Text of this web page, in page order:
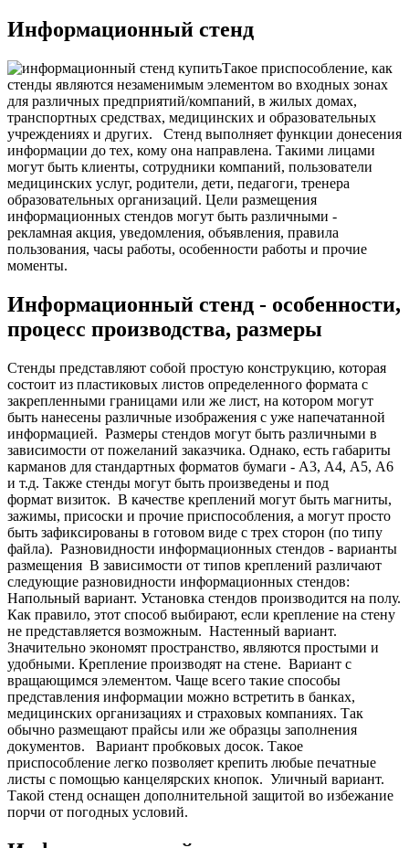
Информационный стенд
Такое приспособление, как
стенды являются незаменимым элементом во входных зонах
для различных предприятий/компаний, в жилых домах,
транспортных средствах, медицинских и образовательных
учреждениях и других.
Стенд выполняет функции донесения
информации до тех, кому она направлена. Такими лицами
могут быть клиенты, сотрудники компаний, пользователи
медицинских услуг, родители, дети, педагоги, тренера
образовательных организаций. Цели размещения
информационных стендов могут быть различными -
рекламная акция, уведомления, объявления, правила
пользования, часы работы, особенности работы и прочие
моменты.
Информационный стенд - особенности,
процесс производства, размеры
Стенды представляют собой простую конструкцию, которая
состоит из пластиковых листов определенного формата с
закрепленными границами или же лист, на котором могут
быть нанесены различные изображения с уже напечатанной
информацией. Размеры стендов могут быть различными в
зависимости от пожеланий заказчика. Однако, есть габариты
карманов для стандартных форматов бумаги - А3, А4, А5, А6
и т.д. Также стенды могут быть произведены и под
формат визиток. В качестве креплений могут быть магниты,
зажимы, присоски и прочие приспособления, а могут просто
быть зафиксированы в готовом виде с трех сторон (по типу
файла). Разновидности информационных стендов - варианты
размещения В зависимости от типов креплений различают
следующие разновидности информационных стендов:
Напольный вариант. Установка стендов производится на полу.
Как правило, этот способ выбирают, если крепление на стену
не представляется возможным. Настенный вариант.
Значительно экономят пространство, являются простыми и
удобными. Крепление производят на стене. Вариант с
вращающимся элементом. Чаще всего такие способы
представления информации можно встретить в банках,
медицинских организациях и страховых компаниях. Так
обычно размещают прайсы или же образцы заполнения
документов.
Вариант пробковых досок. Такое
приспособление легко позволяет крепить любые печатные
листы с помощью канцелярских кнопок. Уличный вариант.
Такой стенд оснащен дополнительной защитой во избежание
порчи от погодных условий.